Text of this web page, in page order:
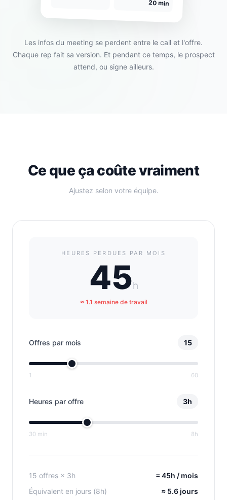
20 min
Les infos du meeting se perdent entre le call et l'offre.
Chaque rep fait sa version. Et pendant ce temps, le prospect
attend, ou signe ailleurs.
Ce que ça coûte vraiment
Ajustez selon votre équipe.
HEURES PERDUES PAR MOIS
45h
≈ 1.1 semainede travail
Offres par mois 15
1 60
Heures par offre 3h
30 min 8h
15 offres × 3h
= 45h / mois
Équivalent en jours (8h)
≈ 5.6 jours